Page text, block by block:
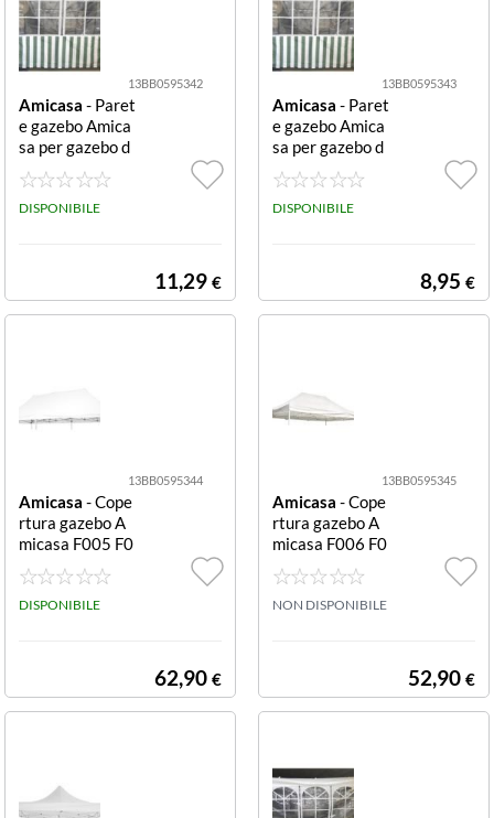
13BB0595342
Amicasa - Paret
e gazebo Amica
sa per gazebo d
a 3 m per gazeb
o da 3 m
DISPONIBILE
11,29 €
13BB0595343
Amicasa - Paret
e gazebo Amica
sa per gazebo d
a 2 m per gazeb
o da 2 m
DISPONIBILE
8,95 €
13BB0595344
Amicasa - Cope
rtura gazebo A
micasa F005 F0
05
DISPONIBILE
62,90 €
13BB0595345
Amicasa - Cope
rtura gazebo A
micasa F006 F0
06
NON DISPONIBILE
52,90 €